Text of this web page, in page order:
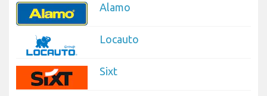
Alamo
Locauto
Sixt